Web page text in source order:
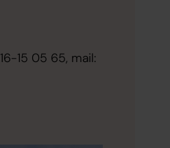
15 05 65, mail: